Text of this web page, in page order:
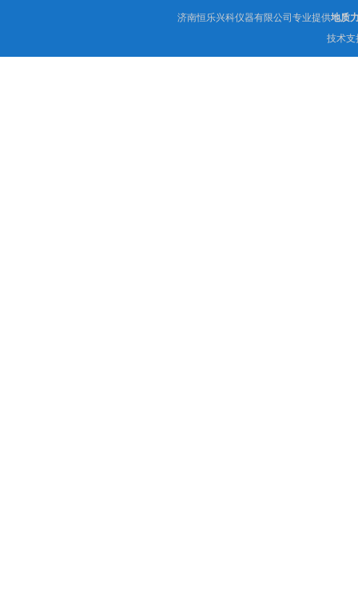
济南恒乐兴科仪器有限公司专业提供地质
技术支